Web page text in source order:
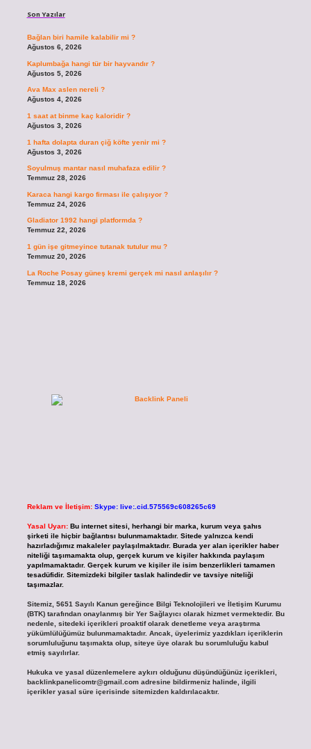
Son Yazılar
Bağlan biri hamile kalabilir mi ?
Ağustos 6, 2026
Kaplumbağa hangi tür bir hayvandır ?
Ağustos 5, 2026
Ava Max aslen nereli ?
Ağustos 4, 2026
1 saat at binme kaç kaloridir ?
Ağustos 3, 2026
1 hafta dolapta duran çiğ köfte yenir mi ?
Ağustos 3, 2026
Soyulmuş mantar nasıl muhafaza edilir ?
Temmuz 28, 2026
Karaca hangi kargo firması ile çalışıyor ?
Temmuz 24, 2026
Gladiator 1992 hangi platformda ?
Temmuz 22, 2026
1 gün işe gitmeyince tutanak tutulur mu ?
Temmuz 20, 2026
La Roche Posay güneş kremi gerçek mi nasıl anlaşılır ?
Temmuz 18, 2026
Reklam ve İletişim: Skype: live:.cid.575569c608265c69
Yasal Uyarı: Bu internet sitesi, herhangi bir marka, kurum veya şahıs
şirketi ile hiçbir bağlantısı bulunmamaktadır. Sitede yalnızca kendi
hazırladığımız makaleler paylaşılmaktadır. Burada yer alan içerikler haber
niteliği taşımamakta olup, gerçek kurum ve kişiler hakkında paylaşım
yapılmamaktadır. Gerçek kurum ve kişiler ile isim benzerlikleri tamamen
tesadüfidir. Sitemizdeki bilgiler taslak halindedir ve tavsiye niteliği
taşımazlar.
Sitemiz, 5651 Sayılı Kanun gereğince Bilgi Teknolojileri ve İletişim Kurumu
(BTK) tarafından onaylanmış bir Yer Sağlayıcı olarak hizmet vermektedir. Bu
nedenle, sitedeki içerikleri proaktif olarak denetleme veya araştırma
yükümlülüğümüz bulunmamaktadır. Ancak, üyelerimiz yazdıkları içeriklerin
sorumluluğunu taşımakta olup, siteye üye olarak bu sorumluluğu kabul
etmiş sayılırlar.
Hukuka ve yasal düzenlemelere aykırı olduğunu düşündüğünüz içerikleri,
backlinkpanelicomtr@gmail.comadresine bildirmeniz halinde, ilgili
içerikler yasal süre içerisinde sitemizden kaldırılacaktır.